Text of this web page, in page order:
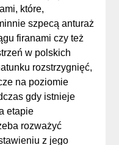
które,
szpecą anturaż
firanami czy też
w polskich
rozstrzygnięć,
na poziomie
gdy istnieje
etapie
rozważyć
z jego